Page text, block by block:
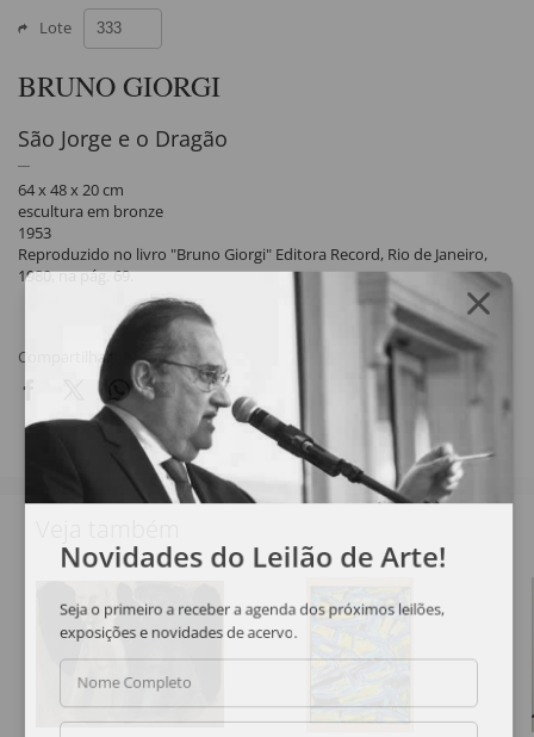
Lote
BRUNO GIORGI
São Jorge e o Dragão
64 x 48 x 20 cm
escultura em bronze
1953
Reproduzido no livro "Bruno Giorgi" Editora Record, Rio de Janeiro,
1980, na pág. 69.
Compartilhar
Novidades do Leilão de Arte!
Seja o primeiro a receber a agenda dos próximos leilões,
exposições e novidades de acervo.
Nome Completo